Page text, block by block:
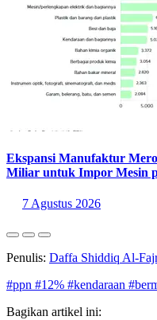
Ekspansi Manufaktur
Miliar untuk Impor Mesin
7 Agustus 2026
Penulis: Daffa Shiddiq Al-
#ppn #12% #kendaraan
Bagikan artikel ini: